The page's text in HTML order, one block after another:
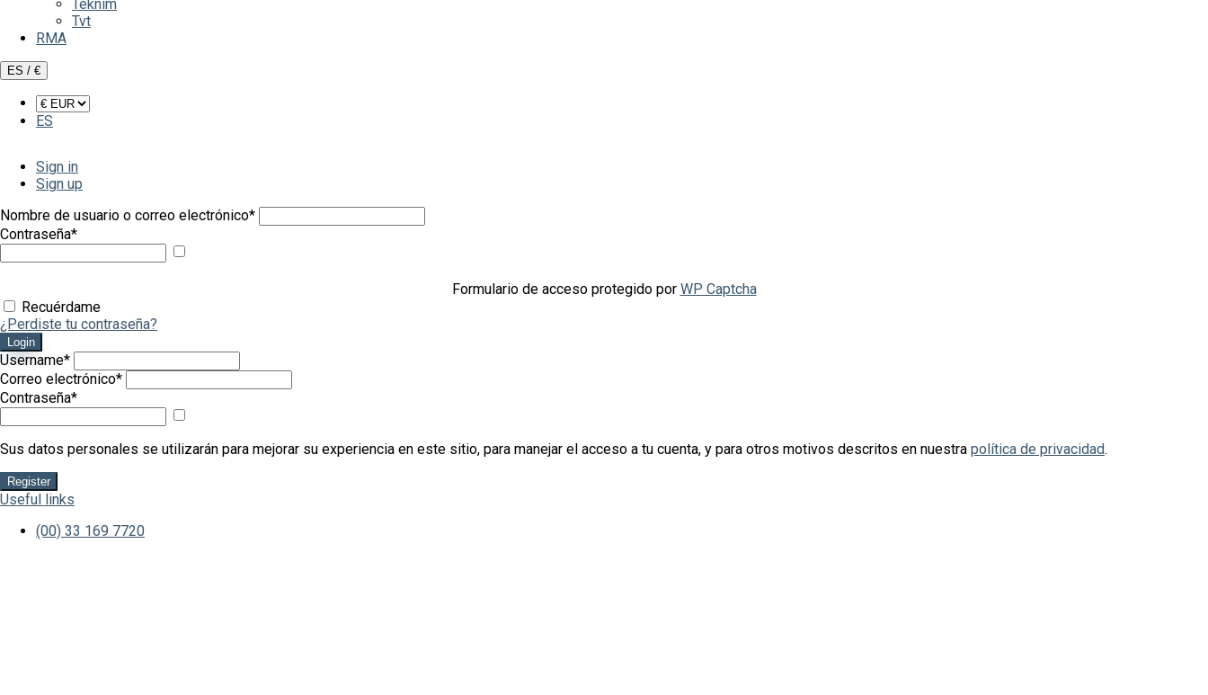
Teknim
Tvt
RMA
ES / €
ES
Sign in
Sign up
Nombre de usuario o correo electrónico*
Contraseña*
Formulario de acceso protegido por WP Captcha
Recuérdame
¿Perdiste tu contraseña?
Login
Username*
Correo electrónico*
Contraseña*
Sus datos personales se utilizarán para mejorar su experiencia en este sitio, para manejar el acceso a tu cuenta, y para otros motivos descritos en nuestra política de privacidad.
Register
Useful links
(00) 33 169 7720